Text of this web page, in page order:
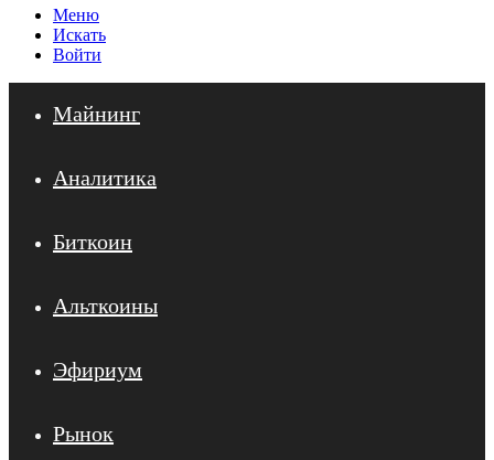
Меню
Искать
Войти
Майнинг
Аналитика
Биткоин
Альткоины
Эфириум
Рынок